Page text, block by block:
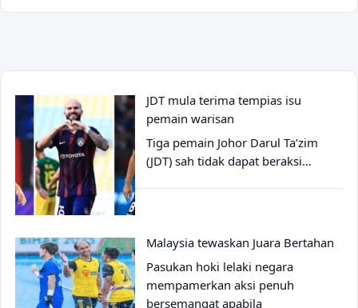
JDT mula terima tempias isu
pemain warisan
Tiga pemain Johor Darul Ta’zim
(JDT) sah tidak dapat beraksi…
Malaysia tewaskan Juara Bertahan
Pasukan hoki lelaki negara
mempamerkan aksi penuh
bersemangat apabila